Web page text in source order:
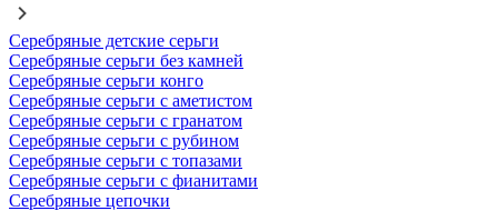
Серебряные детские серьги
Серебряные серьги без камней
Серебряные серьги конго
Серебряные серьги с аметистом
Серебряные серьги с гранатом
Серебряные серьги с рубином
Серебряные серьги с топазами
Серебряные серьги с фианитами
Серебряные цепочки